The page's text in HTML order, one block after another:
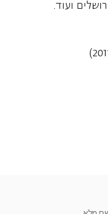
ועוד.